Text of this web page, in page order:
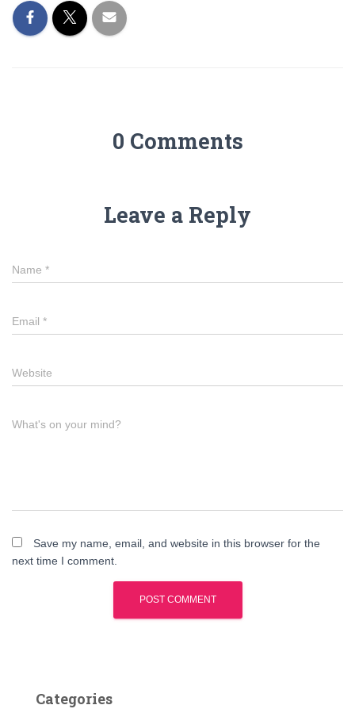
0 Comments
Leave a Reply
Name *
Email *
Website
What's on your mind?
Save my name, email, and website in this browser for the
next time I comment.
Categories